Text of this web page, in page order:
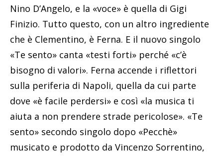
Nino D’Angelo, e la «voce» è quella di Gigi
Finizio. Tutto questo, con un altro ingrediente
che è Clementino, è Ferna. E il nuovo singolo
«Te sento» canta «testi forti» perché «c’è
bisogno di valori». Ferna accende i riflettori
sulla periferia di Napoli, quella da cui parte
dove «è facile perdersi» e così «la musica ti
aiuta a non prendere strade pericolose». «Te
sento» secondo singolo dopo «Pecchè»
musicato e prodotto da Vincenzo Sorrentino,